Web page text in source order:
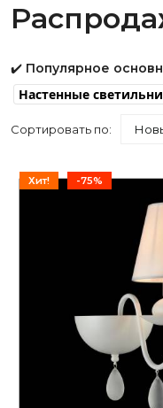
✔️ Популярное
Настенные
Сортировать по:
Хит! -75%